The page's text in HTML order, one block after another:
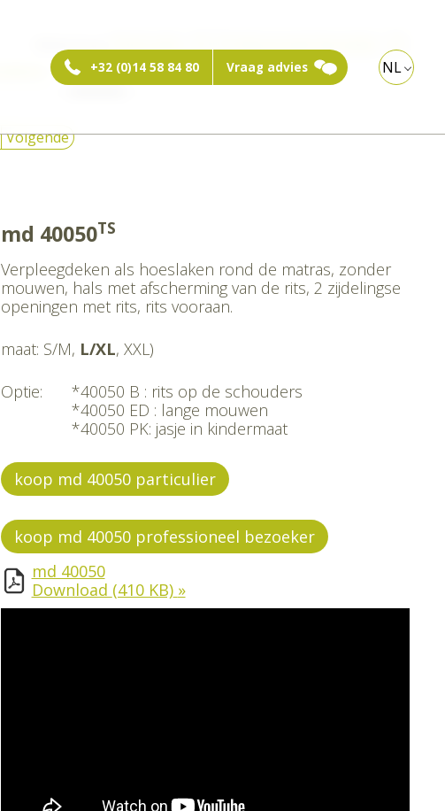
NL
+32 (0)14 58 84 80 Vraag advies
Webshop:
md 40050
Volgende
md 40050TS
Verpleegdeken als hoeslaken rond de matras, zonder
mouwen, hals met afscherming van de rits, 2 zijdelingse
openingen met rits, rits vooraan.
maat: S/M, L/XL, XXL)
Optie:
*40050 B : rits op de schouders
*40050 ED : lange mouwen
*40050 PK: jasje in kindermaat
koop md 40050 particulier
koop md 40050 professioneel bezoeker
md 40050
Download (410 KB) »